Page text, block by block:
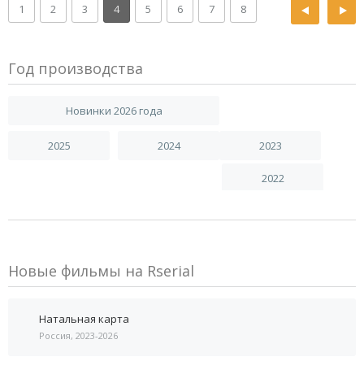
1 2 3 4 5 6 7 8
Год производства
Новинки 2026 года
2025 2024 2023
2022
Новые фильмы на Rserial
Натальная карта
Россия, 2023-2026